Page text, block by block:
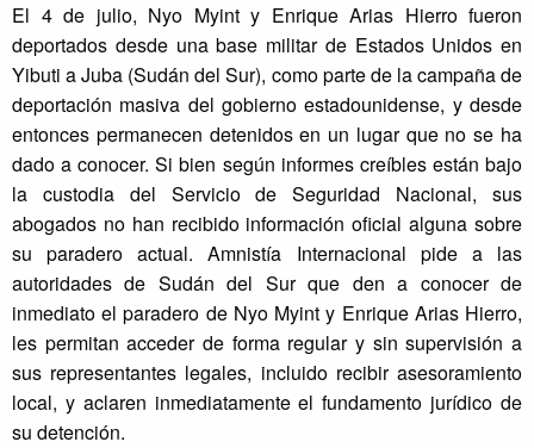
El 4 de julio, Nyo Myint y Enrique Arias Hierro fueron
deportados desde una base militar de Estados Unidos en
Yibuti a Juba (Sudán del Sur), como parte de la campaña de
deportación masiva del gobierno estadounidense, y desde
entonces permanecen detenidos en un lugar que no se ha
dado a conocer. Si bien según informes creíbles están bajo
la custodia del Servicio de Seguridad Nacional, sus
abogados no han recibido información oficial alguna sobre
su paradero actual. Amnistía Internacional pide a las
autoridades de Sudán del Sur que den a conocer de
inmediato el paradero de Nyo Myint y Enrique Arias Hierro,
les permitan acceder de forma regular y sin supervisión a
sus representantes legales, incluido recibir asesoramiento
local, y aclaren inmediatamente el fundamento jurídico de
su detención.